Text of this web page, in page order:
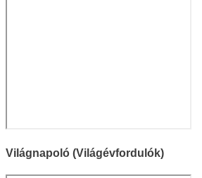
Világnapoló (Világévfordulók)